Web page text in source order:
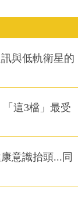
與低軌衛星的
「這3檔」最受
意識抬頭...同